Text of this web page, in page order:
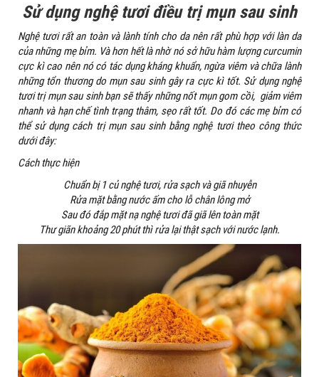
Sử dụng nghệ tươi điều trị mụn sau sinh
Nghệ tươi rất an toàn và lành tính cho da nên rất phù hợp với làn da
của những mẹ bỉm. Và hơn hết là nhờ nó sở hữu hàm lượng curcumin
cực kì cao nên nó có tác dụng kháng khuẩn, ngừa viêm và chữa lành
những tổn thương do mụn sau sinh gây ra cực kì tốt. Sử dụng nghệ
tươi trị mụn sau sinh bạn sẽ thấy những nốt mụn gom cồi, giảm viêm
nhanh và hạn chế tình trạng thâm, sẹo rất tốt. Do đó các mẹ bỉm có
thể sử dụng cách trị mụn sau sinh bằng nghệ tươi theo công thức
dưới đây:
Cách thực hiện
Chuẩn bị 1 củ nghệ tươi, rửa sạch và giã nhuyễn
Rửa mặt bằng nước ấm cho lỗ chân lông mở
Sau đó đắp mặt nạ nghệ tươi đã giã lên toàn mặt
Thư giãn khoảng 20 phút thì rửa lại thật sạch với nước lạnh.